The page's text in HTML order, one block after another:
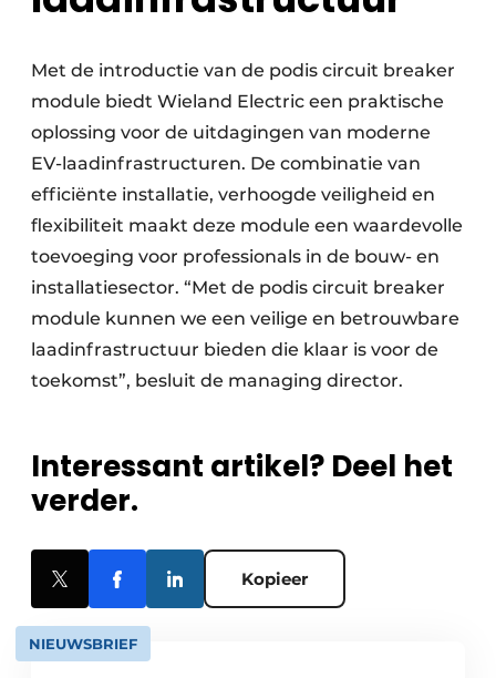
Met de introductie van de podis circuit breaker
module biedt Wieland Electric een praktische
oplossing voor de uitdagingen van moderne
EV-laadinfrastructuren. De combinatie van
efficiënte installatie, verhoogde veiligheid en
flexibiliteit maakt deze module een waardevolle
toevoeging voor professionals in de bouw- en
installatiesector. “Met de podis circuit breaker
module kunnen we een veilige en betrouwbare
laadinfrastructuur bieden die klaar is voor de
toekomst”, besluit de managing director.
Interessant artikel? Deel het
verder.
Kopieer
NIEUWSBRIEF